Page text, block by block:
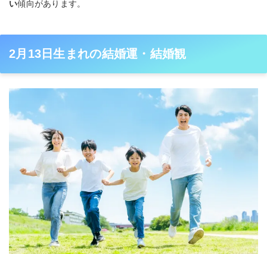
い傾向があります。
2月13日生まれの結婚運・結婚観